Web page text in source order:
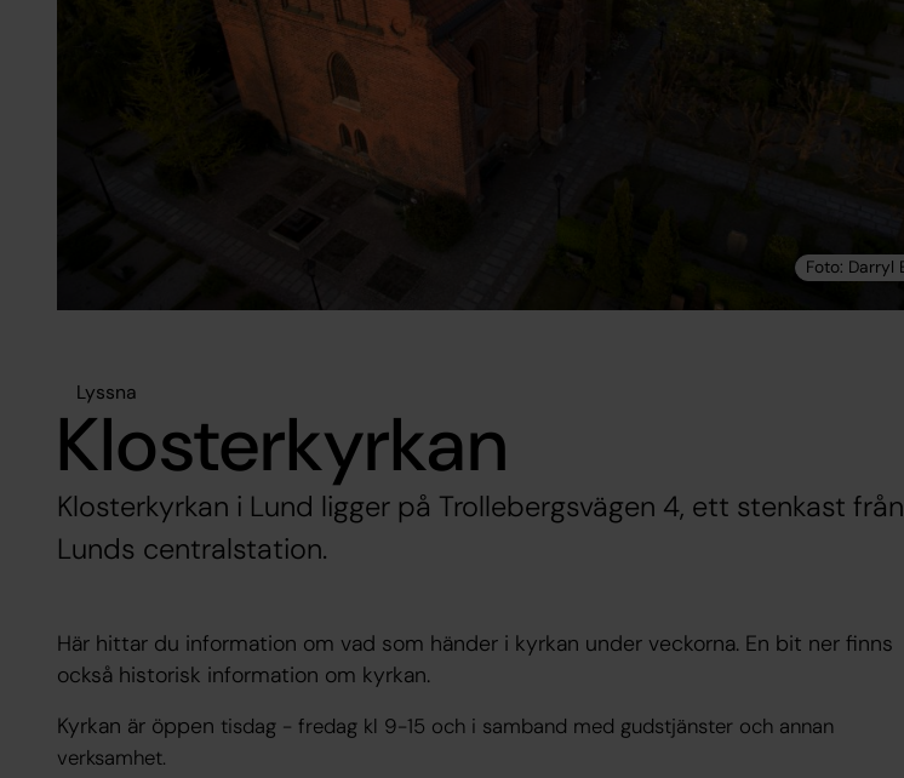
Lyssna
Klosterkyrkan
Klosterkyrkan i Lund ligger på Trollebergsvägen 4, ett stenkast från
Lunds centralstation.
Här hittar du information om vad som händer i kyrkan under veckorna. En bit ner finns
också historisk information om kyrkan.
Kyrkan är öppen tisdag - fredag kl 9-15 och i samband med gudstjänster och annan
verksamhet.